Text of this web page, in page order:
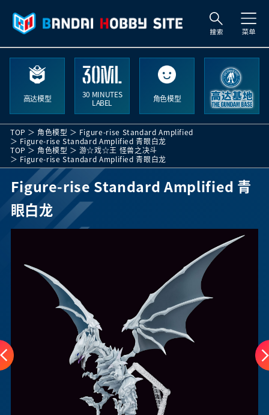
高达模型
30 MINUTES
LABEL
角色模型
TOP 角色模型
Figure-rise Standard Amplified
Figure-rise Standard Amplified 青眼白龙
TOP
角色模型
游☆戏☆王 怪兽之决斗
Figure-rise Standard Amplified 青眼白龙
Figure-rise Standard Amplified 青
眼白龙